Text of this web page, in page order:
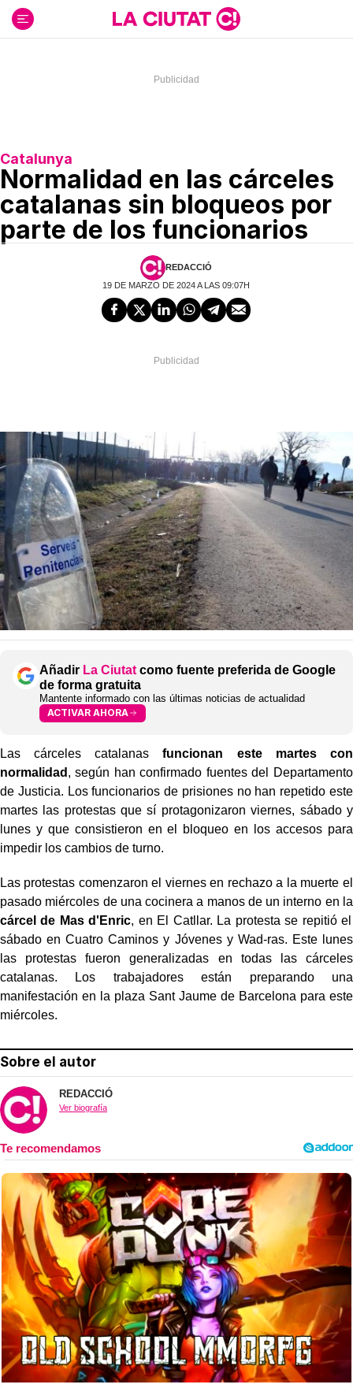
contenido
Catalunya
Normalidad en las cárceles
catalanas sin bloqueos por
parte de los funcionarios
REDACCIÓ
19 DE MARZO DE 2024 A LAS 09:07H
Añadir La Ciutat como fuente preferida de Google
de forma gratuita
Mantente informado con las últimas noticias de actualidad
ACTIVAR AHORA
Las cárceles catalanasfuncionan este martes con
normalidad , según han confirmado fuentes del Departamento
de Justicia. Los funcionarios de prisiones no han repetido este
martes las protestas que sí protagonizaron viernes, sábado y
lunes y que consistieron en el bloqueo en los accesos para
impedir los cambios de turno.
Las protestas comenzaron el viernes en rechazo a la muerte el
pasado miércoles de una cocinera a manos de un interno en la
cárcel de Mas d'Enric, en El Catllar. La protesta se repitió el
sábado en Cuatro Caminos y Jóvenes y Wad-ras. Este lunes
las protestas fueron generalizadas en todas las cárceles
catalanas. Los trabajadores están preparando una
manifestación en la plaza Sant Jaume de Barcelona para este
miércoles.
Sobre el autor
REDACCIÓ
Ver biografía